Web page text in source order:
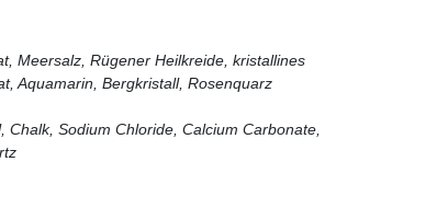
Meersalz, Rügener Heilkreide, kristallines
Aquamarin, Bergkristall, Rosenquarz
Sodium Chloride, Calcium Carbonate,